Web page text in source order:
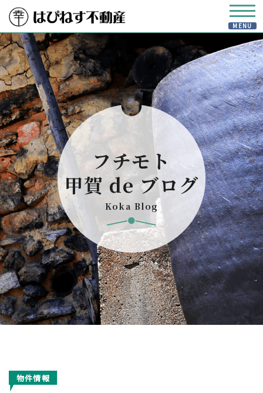
フチモト
甲賀 de ブログ
Koka Blog
物件情報